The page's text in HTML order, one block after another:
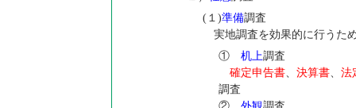
(１)準備調査
実地調査を効果的に行うた
① 机上調査
確定申告書、 決算書、 法
調査